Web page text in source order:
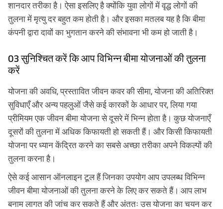
शानदार तरीका है। ऐसा इसलिए है क्योंकि युवा लोगों में वृद्ध लोगों की
तुलना में मृत्यु दर बहुत कम होती है। और इसका मतलब यह है कि बीमा
कंपनी द्वारा दावों का भुगतान करने की संभावना भी कम हो जाती है।
03 सुनिश्चित करें कि आप विभिन्न बीमा योजनाओं की तुलना
करें
योजना की अवधि, प्रस्तावित जीवन कवर की सीमा, योजना की अतिरिक्त
सुविधाएँ और अन्य पहलुओं जैसे कई कारकों के आधार पर, लिया गया
प्रीमियम एक जीवन बीमा योजना से दूसरे में भिन्न होता है। कुछ योजनाएँ
दूसरों की तुलना में अधिक किफायती हो सकती हैं। और किसी किफायती
योजना पर ध्यान केंद्रित करने का सबसे अच्छा तरीका अपने विकल्पों की
तुलना करना है।
ऐसे कई आसान ऑनलाइन टूल हैं जिनका उपयोग आप उपलब्ध विभिन्न
जीवन बीमा योजनाओं की तुलना करने के लिए कर सकते हैं। आप लाभ
बनाम लागत की जांच कर सकते हैं और अंततः उस योजना का चयन कर